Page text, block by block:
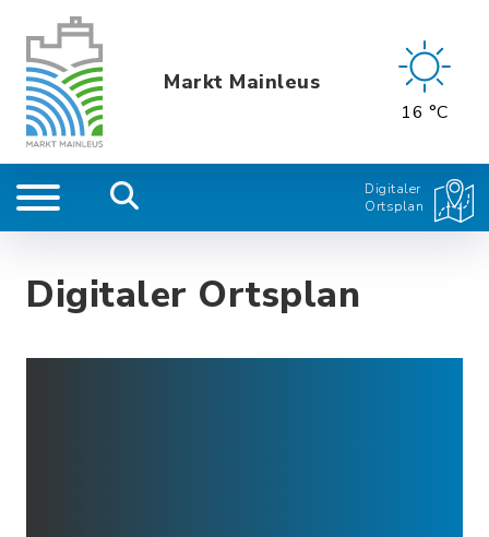
Markt Mainleus
16 °C
Digitaler
Ortsplan
Digitaler Ortsplan